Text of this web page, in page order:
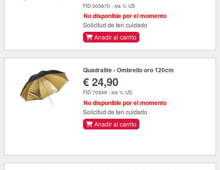
FID 305670 - iva % US
No disponible por el momento
Solicitud de ten cuidado
Anadir al carrito
Quadralite - Ombrello oro 120cm
€ 24,90
FID 70549 - iva % US
No disponible por el momento
Solicitud de ten cuidado
Anadir al carrito